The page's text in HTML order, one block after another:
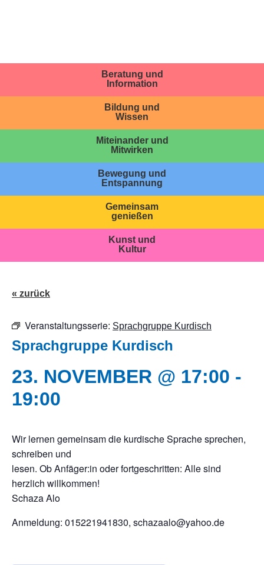
Beratung und
Information
Bildung und
Wissen
Miteinander und
Mitwirken
Bewegung und
Entspannung
Gemeinsam
genießen
Kunst und
Kultur
« zurück
Veranstaltungsserie: Sprachgruppe Kurdisch
Sprachgruppe Kurdisch
23. NOVEMBER @ 17:00 -
19:00
Wir lernen gemeinsam die kurdische Sprache sprechen,
schreiben und
lesen. Ob Anfäger:in oder fortgeschritten: Alle sind
herzlich willkommen!
Schaza Alo
Anmeldung: 015221941830, schazaalo@yahoo.de